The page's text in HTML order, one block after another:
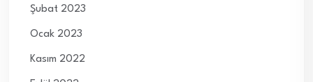
Şubat 2023
Ocak 2023
Kasım 2022